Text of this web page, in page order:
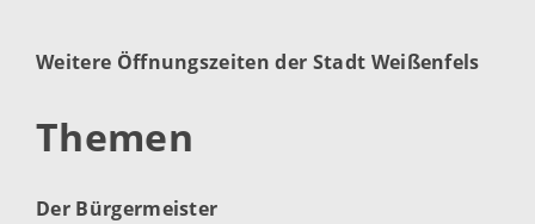
Weitere Öffnungszeiten der Stadt Weißenfels
Themen
Der Bürgermeister